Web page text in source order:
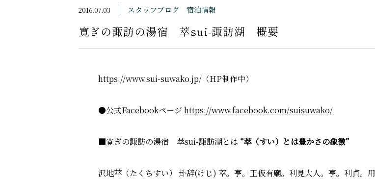
寛ぎの諏訪の湯宿 萃sui-諏訪湖 概要
2016.07.03 スタッフブログ 宿泊情報
https://www.sui-suwako.jp/（HP制作中）
●公式Facebookページ https://www.facebook.com/suisuwako/
■寛ぎの諏訪の湯宿 萃sui-諏訪湖とは “萃（すい）とは豊かさの象徴”
沢地萃（たくちすい） 卦辞(けじ) 萃。亨。王仮有廟。利見大人。亨。利貞。